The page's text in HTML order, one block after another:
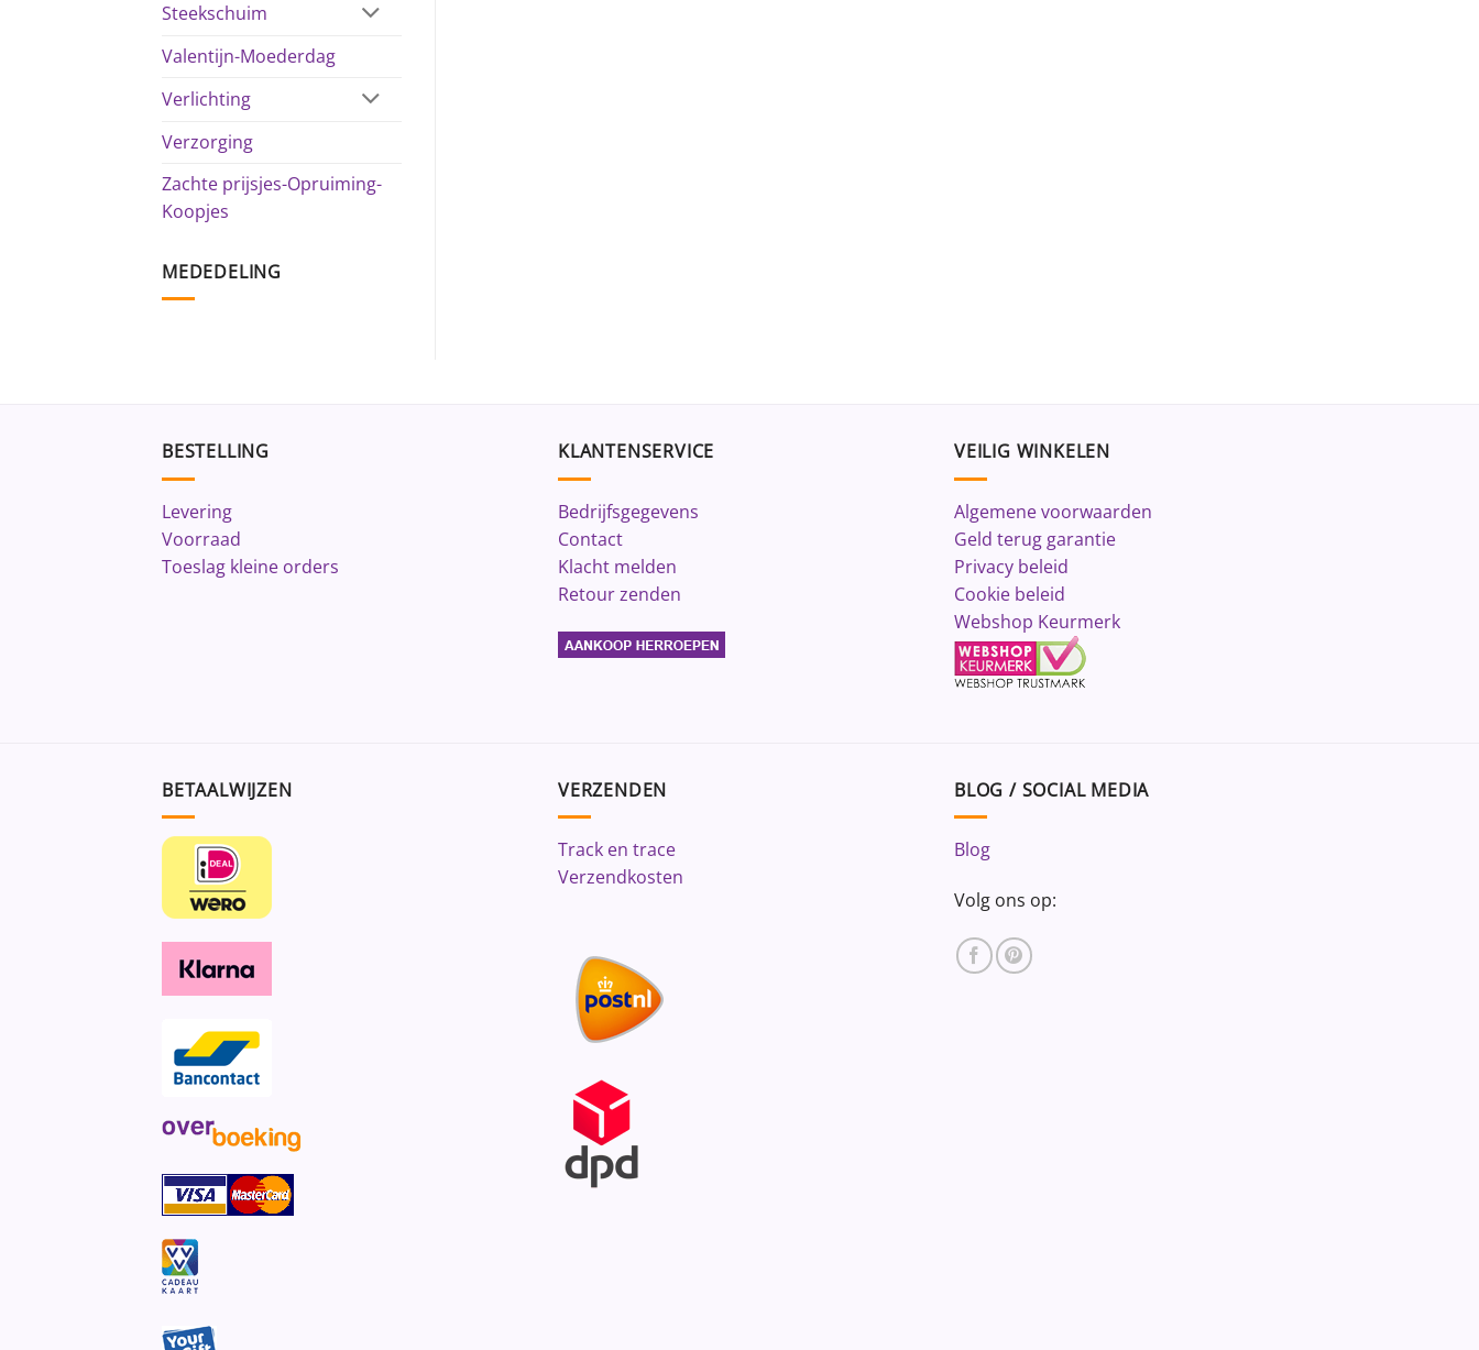
Steekschuim
Valentijn-Moederdag
Verlichting
Verzorging
Zachte prijsjes-Opruiming-
Koopjes
MEDEDELING
BESTELLING
Levering
Voorraad
Toeslag kleine orders
KLANTENSERVICE
Bedrijfsgegevens
Contact
Klacht melden
Retour zenden
VEILIG WINKELEN
Algemene voorwaarden
Geld terug garantie
Privacy beleid
Cookie beleid
Webshop Keurmerk
BETAALWIJZEN VERZENDEN
Track en trace
Verzendkosten
BLOG / SOCIAL MEDIA
Blog
Volg ons op: